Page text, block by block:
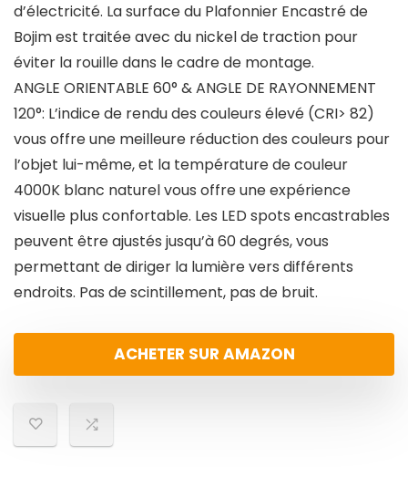
d’électricité. La surface du Plafonnier Encastré de
Bojim est traitée avec du nickel de traction pour
éviter la rouille dans le cadre de montage.
ANGLE ORIENTABLE 60° & ANGLE DE RAYONNEMENT
120°: L’indice de rendu des couleurs élevé (CRI> 82)
vous offre une meilleure réduction des couleurs pour
l’objet lui-même, et la température de couleur
4000K blanc naturel vous offre une expérience
visuelle plus confortable. Les LED spots encastrables
peuvent être ajustés jusqu’à 60 degrés, vous
permettant de diriger la lumière vers différents
endroits. Pas de scintillement, pas de bruit.
ACHETER SUR AMAZON